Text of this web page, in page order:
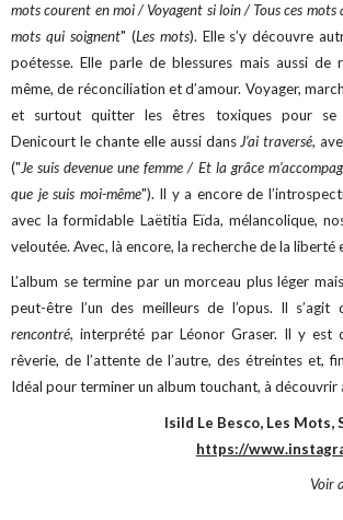
mots courent en moi / Voyagent si loin / Tous ces mots
mots qui soignent" (Les mots). Elle s’y découvre
poétesse. Elle parle de blessures mais aussi de
même, de réconciliation et d’amour. Voyager,
et surtout quitter les êtres toxiques pour se
Denicourt le chante elle aussi dansJ’ai traversé,
("Je suis devenue une femme / Et la grâce
que je suis moi-même"). Il y a encore de
avec la formidable Laëtitia Eïda, mélancolique,
veloutée. Avec, là encore, la recherche de la liberté
L’album se termine par un morceau plus léger
peut-être l’un des meilleurs de l’opus. Il s’agit
rencontré, interprété par Léonor Graser. Il y est
rêverie, de l’attente de l’autre, des étreintes et,
Idéal pour terminer un album touchant, à découvrir
Isild Le Besco, Les Mots,
https://
Voir